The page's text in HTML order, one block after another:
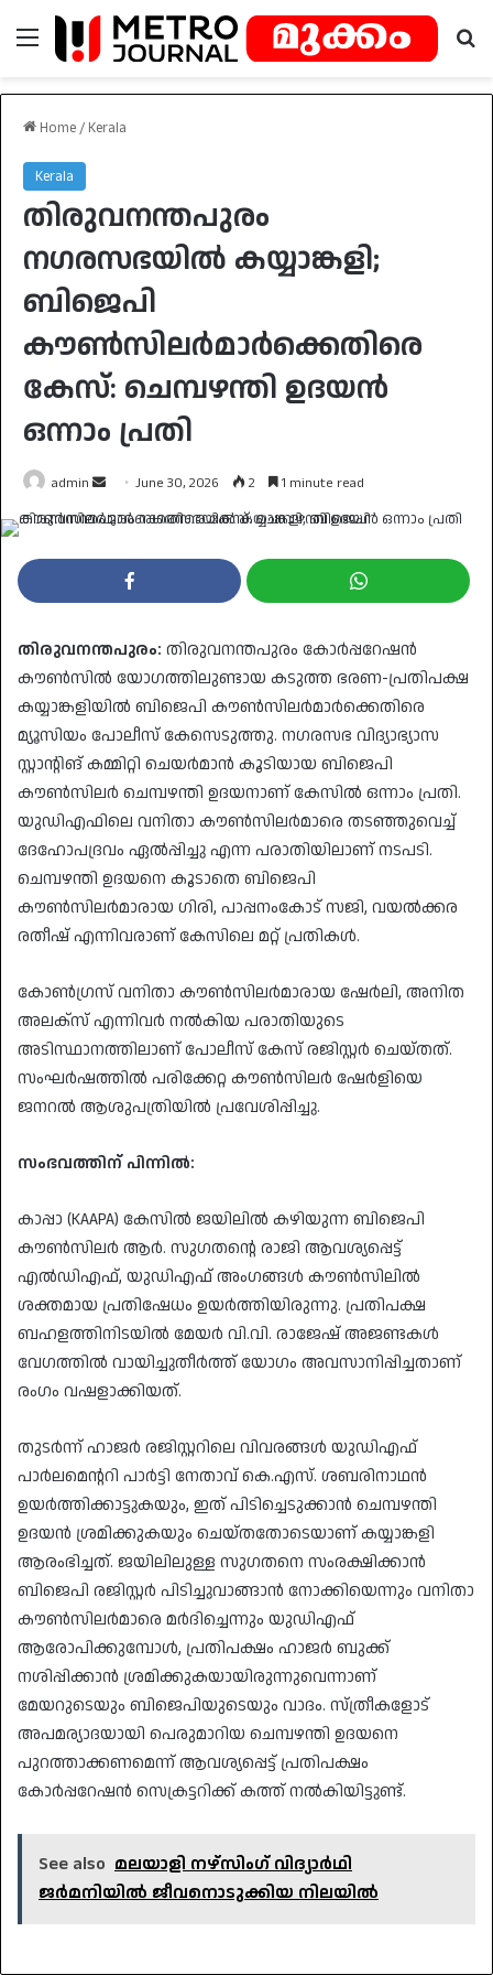
Menu
Home / Kerala
Kerala
തിരുവനന്തപുരം
നഗരസഭയിൽ കയ്യാങ്കളി;
ബിജെപി
കൗൺസിലർമാർക്കെതിരെ
കേസ്: ചെമ്പഴന്തി ഉദയൻ
ഒന്നാം പ്രതി
admin
Send June 30, 2026 2 1 minute read
തിരുവനന്തപുരം: തിരുവനന്തപുരം കോർപ്പറേഷൻ
കൗൺസിൽ യോഗത്തിലുണ്ടായ കടുത്ത ഭരണ-പ്രതിപക്ഷ
കയ്യാങ്കളിയിൽ ബിജെപി കൗൺസിലർമാർക്കെതിരെ
മ്യൂസിയം പോലീസ് കേസെടുത്തു. നഗരസഭ വിദ്യാഭ്യാസ
സ്റ്റാന്റിങ് കമ്മിറ്റി ചെയർമാൻ കൂടിയായ ബിജെപി
കൗൺസിലർ ചെമ്പഴന്തി ഉദയനാണ് കേസിൽ ഒന്നാം പ്രതി.
യുഡിഎഫിലെ വനിതാ കൗൺസിലർമാരെ തടഞ്ഞുവെച്ച്
ദേഹോപദ്രവം ഏൽപ്പിച്ചു എന്ന പരാതിയിലാണ് നടപടി.
ചെമ്പഴന്തി ഉദയനെ കൂടാതെ ബിജെപി
കൗൺസിലർമാരായ ഗിരി, പാപ്പനംകോട് സജി, വയൽക്കര
രതീഷ് എന്നിവരാണ് കേസിലെ മറ്റ് പ്രതികൾ.
​കോൺഗ്രസ് വനിതാ കൗൺസിലർമാരായ ഷേർലി, അനിത
അലക്സ് എന്നിവർ നൽകിയ പരാതിയുടെ
അടിസ്ഥാനത്തിലാണ് പോലീസ് കേസ് രജിസ്റ്റർ ചെയ്തത്.
സംഘർഷത്തിൽ പരിക്കേറ്റ കൗൺസിലർ ഷേർളിയെ
ജനറൽ ആശുപത്രിയിൽ പ്രവേശിപ്പിച്ചു.
സംഭവത്തിന് പിന്നിൽ:
കാപ്പാ (KAAPA) കേസിൽ ജയിലിൽ കഴിയുന്ന ബിജെപി
കൗൺസിലർ ആർ. സുഗതന്റെ രാജി ആവശ്യപ്പെട്ട്
എൽഡിഎഫ്, യുഡിഎഫ് അംഗങ്ങൾ കൗൺസിലിൽ
ശക്തമായ പ്രതിഷേധം ഉയർത്തിയിരുന്നു. പ്രതിപക്ഷ
ബഹളത്തിനിടയിൽ മേയർ വി.വി. രാജേഷ് അജണ്ടകൾ
വേഗത്തിൽ വായിച്ചുതീർത്ത് യോഗം അവസാനിപ്പിച്ചതാണ്
രംഗം വഷളാക്കിയത്.
​തുടർന്ന് ഹാജർ രജിസ്റ്ററിലെ വിവരങ്ങൾ യുഡിഎഫ്
പാർലമെന്ററി പാർട്ടി നേതാവ് കെ.എസ്. ശബരിനാഥൻ
ഉയർത്തിക്കാട്ടുകയും, ഇത് പിടിച്ചെടുക്കാൻ ചെമ്പഴന്തി
ഉദയൻ ശ്രമിക്കുകയും ചെയ്തതോടെയാണ് കയ്യാങ്കളി
ആരംഭിച്ചത്. ജയിലിലുള്ള സുഗതനെ സംരക്ഷിക്കാൻ
ബിജെപി രജിസ്റ്റർ പിടിച്ചുവാങ്ങാൻ നോക്കിയെന്നും വനിതാ
കൗൺസിലർമാരെ മർദിച്ചെന്നും യുഡിഎഫ്
ആരോപിക്കുമ്പോൾ, പ്രതിപക്ഷം ഹാജർ ബുക്ക്
നശിപ്പിക്കാൻ ശ്രമിക്കുകയായിരുന്നുവെന്നാണ്
മേയറുടെയും ബിജെപിയുടെയും വാദം. സ്ത്രീകളോട്
അപമര്യാദയായി പെരുമാറിയ ചെമ്പഴന്തി ഉദയനെ
പുറത്താക്കണമെന്ന് ആവശ്യപ്പെട്ട് പ്രതിപക്ഷം
കോർപ്പറേഷൻ സെക്രട്ടറിക്ക് കത്ത് നൽകിയിട്ടുണ്ട്.
See also മലയാളി നഴ്‌സിംഗ് വിദ്യാർഥി
ജർമനിയിൽ ജീവനൊടുക്കിയ നിലയിൽ